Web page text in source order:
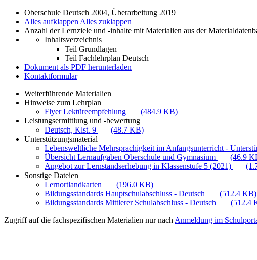
Oberschule Deutsch 2004, Überarbeitung 2019
Alles aufklappen Alles zuklappen
Anzahl der Lernziele und -inhalte mit Materialien aus der
Inhaltsverzeichnis
Teil Grundlagen
Teil Fachlehrplan Deutsch
Dokument als PDF herunterladen
Kontaktformular
Weiterführende Materialien
Hinweise zum Lehrplan
Flyer Lektüreempfehlung
(484.9 KB)
Leistungsermittlung und -bewertung
Deutsch, Klst. 9
(48.7 KB)
Unterstützungsmaterial
Lebensweltliche Mehrsprachigkeit im Anfangsunterricht -
Übersicht Lernaufgaben Oberschule und Gymnasium
(46.9
Angebot zur Lernstandserhebung in Klassenstufe 5 (2021)
Sonstige Dateien
Lernortlandkarten
(196.0 KB)
Bildungsstandards Hauptschulabschluss - Deutsch
(512.4 KB)
Bildungsstandards Mittlerer Schulabschluss - Deutsch
(512.4
Zugriff auf die fachspezifischen Materialien nur nach Anmeldung im